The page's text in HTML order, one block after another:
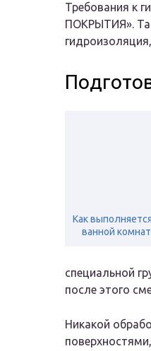
Требования к
ПОКРЫТИЯ».
Как
ванной
специальной
после этого
Никакой